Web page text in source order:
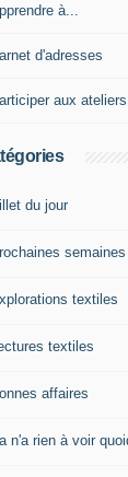
à...
d'adresses
aux
du jour
textiles
textiles
affaires
n'a rien à voir